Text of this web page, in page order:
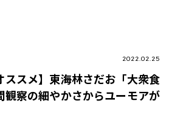
2022.02.25
ススメ】東海林さだお「大衆食
察の細やかさからユーモアが